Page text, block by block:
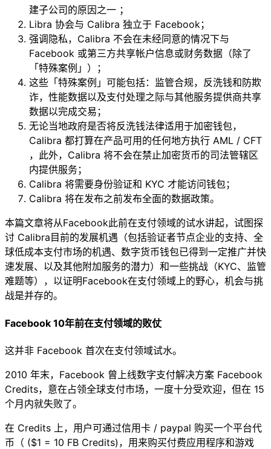
建子公司的原因之一 ；
Libra 协会与 Calibra 独立于 Facebook；
强调隐私，Calibra 不会在未经同意的情况下与
Facebook 或第三方共享帐户信息或财务数据（除了
「特殊案例」）；
这些「特殊案例」可能包括：监管合规，反洗钱和防欺
诈，性能数据以及支付处理之际与其他服务提供商共享
数据以完成交易；
无论当地政府是否将反洗钱法律适用于加密钱包，
Calibra 都打算在产品可用的任何地方执行 AML / CFT
，此外，Calibra 将不会在禁止加密货币的司法管辖区
内提供服务；
Calibra 将需要身份验证和 KYC 才能访问钱包；
Calibra 将在发布之前发布全面的数据政策。
本篇文章将从Facebook此前在支付领域的试水讲起，试图探
讨 Calibra目前的发展机遇（包括验证者节点企业的支持、全
球低成本支付市场的机遇、数字货币钱包已得到一定推广并快
速发展、以及其他附加服务的潜力）和一些挑战（KYC、监管
难题等），以证明Facebook在支付领域上的野心，机会与挑
战是并存的。
Facebook 10年前在支付领域的败仗
这并非 Facebook 首次在支付领域试水。
2010 年末，Facebook 曾上线数字支付解决方案 Facebook
Credits，意在占领全球支付市场，一度十分受欢迎，但在 15
个月内就失败了。
在 Credits 上，用户可通过信用卡 / paypal 购买一个平台代
币（ ($1 = 10 FB Credits)，用来购买付费应用程序和游戏